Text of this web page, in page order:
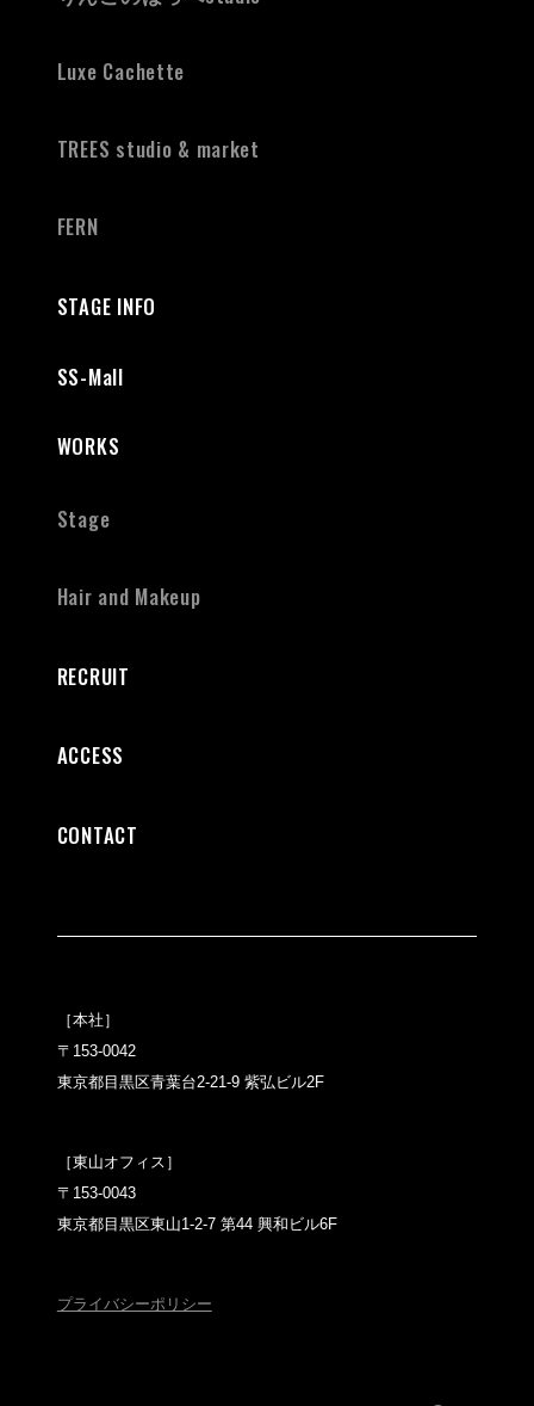
Luxe Cachette
TREES studio & market
FERN
STAGE INFO
SS-Mall
WORKS
Stage
Hair and Makeup
RECRUIT
ACCESS
CONTACT
［本社］
〒153-0042
東京都目黒区青葉台2-21-9 紫弘ビル2F
［東山オフィス］
〒153-0043
東京都目黒区東山1-2-7 第44 興和ビル6F
プライバシーポリシー